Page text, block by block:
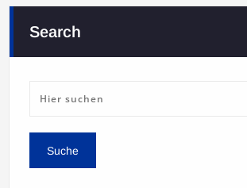
Search